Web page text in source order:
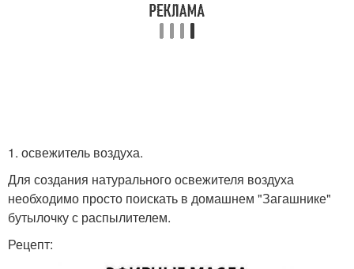
1. освежитель воздуха.
Для создания натурального освежителя воздуха
необходимо просто поискать в домашнем "Загашнике"
бутылочку с распылителем.
Рецепт: